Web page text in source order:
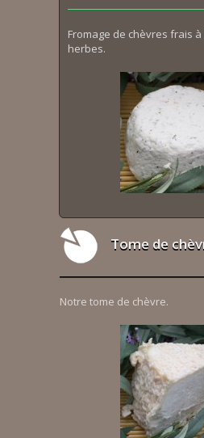
Fromage de chèvres frais à
herbes.
Tome de
Notre tome de chèvre.